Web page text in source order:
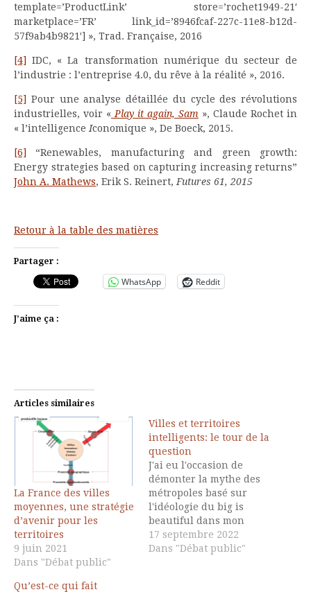
template=’ProductLink’ store=’rochet1949-21′
marketplace=’FR’ link_id=’8946fcaf-227c-11e8-b12d-
57f9ab4b9821′] », Trad. Française, 2016
[4]
IDC, « La transformation numérique du secteur de
l’industrie : l’entreprise 4.0, du rêve à la réalité », 2016.
[5] Pour une analyse détaillée du cycle des révolutions
industrielles, voir « Play it again, Sam », Claude Rochet in
« l’intelligence Iconomique », De Boeck, 2015.
[6]
“Renewables, manufacturing and green growth:
Energy strategies based on capturing increasing returns”
John A. Mathews, Erik S. Reinert, Futures 61, 2015
Retour à la table des matières
Partager :
WhatsApp Reddit
J’aime ça :
Articles similaires
La France des villes
moyennes, une stratégie
d’avenir pour les
territoires
9 juin 2021
Dans "Débat public"
Villes et territoires
intelligents: le tour de la
question
J'ai eu l'occasion de
démonter la mythe des
métropoles basé sur
l'idéologie du big is
beautiful dans mon
dernier opus qui
soulignait le dynamisme
17 septembre 2022
Dans "Débat public"
Qu’est-ce qui fait